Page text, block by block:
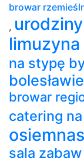
browar
,
na stypę
browar
catering
sala